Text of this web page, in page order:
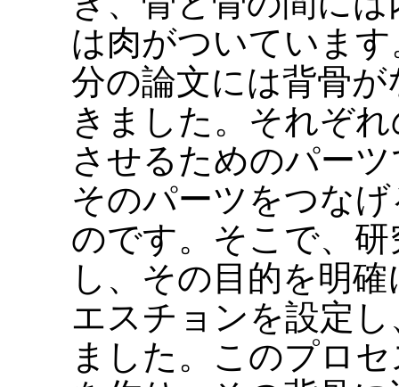
は肉がついていま
分の論文には背骨
きました。それぞ
させるためのパー
そのパーツをつな
のです。そこで、
し、その目的を明
エスチョンを設定
ました。このプロ